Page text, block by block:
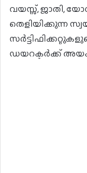
വയസ്സ്, ജാതി,
തെളിയിക്കുന്ന
ഡയറക്ടർക്ക്